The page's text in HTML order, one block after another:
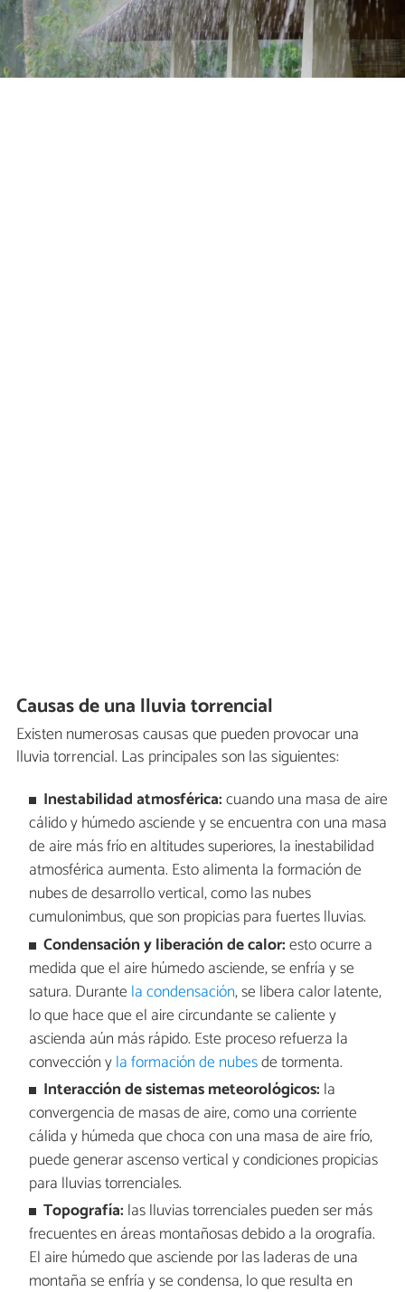
Causas de una lluvia torrencial
Existen numerosas causas que pueden provocar una
lluvia torrencial. Las principales son las siguientes:
Inestabilidad atmosférica:cuando una masa de aire
cálido y húmedo asciende y se encuentra con una masa
de aire más frío en altitudes superiores, la inestabilidad
atmosférica aumenta. Esto alimenta la formación de
nubes de desarrollo vertical, como las nubes
cumulonimbus, que son propicias para fuertes lluvias.
Condensación y liberación de calor:esto ocurre a
medida que el aire húmedo asciende, se enfría y se
satura. Durante la condensación, se libera calor latente,
lo que hace que el aire circundante se caliente y
ascienda aún más rápido. Este proceso refuerza la
convección yla formación de nubesde tormenta.
Interacción de sistemas meteorológicos: la
convergencia de masas de aire, como una corriente
cálida y húmeda que choca con una masa de aire frío,
puede generar ascenso vertical y condiciones propicias
para lluvias torrenciales.
Topografía: las lluvias torrenciales pueden ser más
frecuentes en áreas montañosas debido a la orografía.
El aire húmedo que asciende por las laderas de una
montaña se enfría y se condensa, lo que resulta en